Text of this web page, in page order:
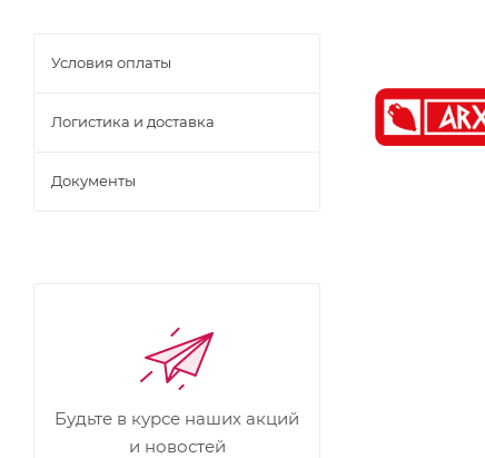
Условия оплаты
Логистика и доставка
Документы
Будьте в курсе наших акций
и новостей